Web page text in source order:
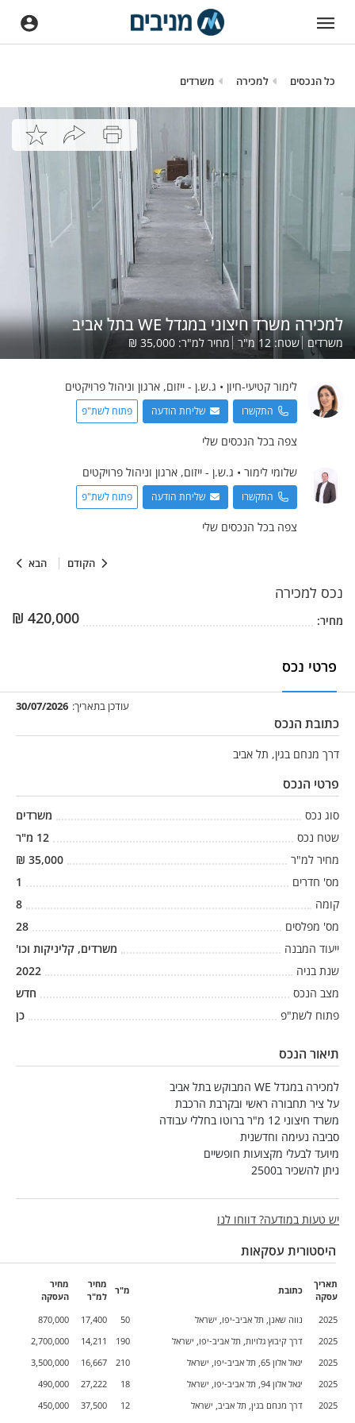
כל הנכסים למכירה משרדים
הקודם הבא
למכירה משרד חיצוני במגדל WE בתל אביב
משרדים שטח: 12 מ"ר מחיר למ"ר: 35,000
₪
לימור קטיעי-חיון • ג.ש.ן - ייזום, ארגון וניהול פרויקטים
התקשרו שליחת הודעה פתוח לשת"פ
צפה בכל הנכסים שלי
שלומי לימור • ג.ש.ן - ייזום, ארגון וניהול פרויקטים
התקשרו שליחת הודעה פתוח לשת"פ
צפה בכל הנכסים שלי
נכס למכירה
מחיר: 420,000
₪
פרטי נכס
עודכן בתאריך: 30/07/2026
כתובת הנכס
דרך מנחם בגין, תל אביב
פרטי הנכס
סוג נכס
משרדים
שטח נכס
12 מ"ר
מחיר למ"ר
35,000
₪
מס' חדרים
1
קומה
8
מס' מפלסים
28
ייעוד המבנה
משרדים, קליניקות וכו'
שנת בניה
2022
מצב הנכס
חדש
פתוח לשת"פ
כן
תיאור הנכס
למכירה במגדל WE המבוקש בתל אביב
על ציר תחבורה ראשי ובקרבת הרכבת
משרד חיצוני 12 מ"ר ברוטו בחללי עבודה
סביבה נעימה וחדשנית
מיועד לבעלי מקצועות חופשיים
ניתן להשכיר ב2500
יש טעות במודעה? דווחו לנו
היסטורית עסקאות
תאריך
עסקה
כתובת מ"ר
מחיר
למ"ר
מחיר
העסקה
2025
נווה שאנן, תל אביב-יפו, ישראל 50
17,400
870,000
2025
דרך קיבוץ גלויות, תל אביב-יפו, ישראל 190
14,211
2,700,000
2025
יגאל אלון 65, תל אביב-יפו, ישראל 210
16,667
3,500,000
2025
יגאל אלון 94, תל אביב-יפו, ישראל 18
27,222
490,000
2025
דרך מנחם בגין, תל אביב, ישראל 12
37,500
450,000